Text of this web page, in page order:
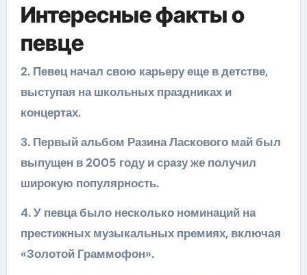
Интересные факты о
певце
2. Певец начал свою карьеру еще в детстве,
выступая на школьных праздниках и
концертах.
3. Первый альбом Разина Ласкового май был
выпущен в 2005 году и сразу же получил
широкую популярность.
4. У певца было несколько номинаций на
престижных музыкальных премиях, включая
«Золотой Граммофон».